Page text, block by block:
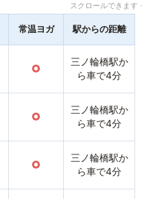
スクロールできま
常温ヨガ 駅からの距離
○
三ノ輪橋駅か
ら車で4分
○
三ノ輪橋駅か
ら車で4分
○
三ノ輪橋駅か
ら車で4分